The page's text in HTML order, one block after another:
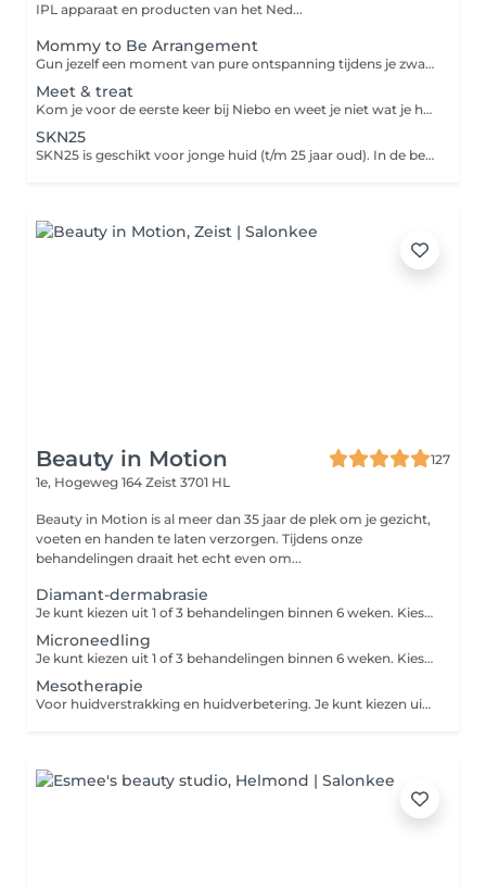
IPL apparaat en producten van het Ned...
Mommy to Be Arrangement
Gun jezelf een moment van pure ontspanning tijdens je zwangerschap met ons speciaal samengestelde Mommy to Be Arrangement. Dit verwenmoment is volledig afgestemd op de behoeften van aanstaande moeders. Je geniet van een 45 minuten durende gezichtsbehandeling, waarbij je huid intens wordt verzorgd en gehydrateerd met milde, veilige producten. Aansluitend volgt een 45 minuten ontspanningsmassage, uitgevoerd in buikligging op een speciale zwangerschapsbank van Bellezi. Deze unieke bank is ontworpen om jouw lichaam optimaal te ondersteunen, zodat je comfortabel en veilig kunt ontspannen. Dit arrangement helpt spanning te verminderen, stimuleert de doorbloeding en zorgt ervoor dat je even helemaal tot rust komt een waardevol moment voor jou én je baby. Ontspannen, verzorgen en genieten in alle comfort tijdens je zwangerschap.
Meet & treat
Kom je voor de eerste keer bij Niebo en weet je niet wat je huid nodig heeft? Dan is Meet & treat voor jou. We bespreken jouw wensen, huidverzorging en eventuele huidproblemen. Tijdens deze persoonlijke gezichtsbehandeling wordt je huid eerst geanalyseerd. Er wordt gekeken naar huidtype, conditie en eventuele huidproblemen zoals onzuiverheden, droogte of gevoeligheid. Op basis van deze analyse wordt de behandeling volledig op maat samengesteld. De behandeling bestaat uit: - reiniging en milde scrub - verwijderen van onzuiverheden - verzorgende dagcrème en eventueel advies voor thuiszorg Omdat elke huid anders is en continu verandert, is geen behandeling hetzelfde. Je huid krijgt precies wat ze nodig heeft op dat moment. Extra module: wenkbrauwen verzorging / harsen bovenlip / harsen kin
SKN25
SKN25 is geschikt voor jonge huid (t/m 25 jaar oud). In de behandeling worden gebruikt producten gemaakt van natuurlijke ingrediënten. Combinatie van de producten zorgt voor zuivere en gehydrateerde huid met gezonde en frisse uitstraling.
Beauty in Motion
127
1e, Hogeweg 164 Zeist 3701 HL
Beauty in Motion is al meer dan 35 jaar de plek om je gezicht,
voeten en handen te laten verzorgen. Tijdens onze
behandelingen draait het echt even om...
Diamant-dermabrasie
Je kunt kiezen uit 1 of 3 behandelingen binnen 6 weken. Kies je voor de kuur van 3 behandelingen? Je boekt dan via Treatwell de eerste behandeling. De vervolgafspraken maak je in de salon. Door middel van de diamanten slijpkoppen wordt het bovenste laagje van je huid 'afgeschaafd', waardoor het celvernieuwingsproces wordt bevorderd. Deze peelingbehandeling is geschikt bij grove poriën, rimpels, pigmentvlekken en acne-littekens, ook wanneer deze er al langer zitten.
Microneedling
Je kunt kiezen uit 1 of 3 behandelingen binnen 6 weken. Kies je voor de kuur van 3 behandelingen? Inclusief ontsmetting en medisch serum. Let op: de aangegeven prijs is de prijs per zone. Bij microneedling worden er piepkleine kanaaltjes in de huid gemaakt door middel van naaldjes. Het zelfgenezend vermogen van de huid wordt aangewakkerd, waardoor er celvernieuwing plaatsvindt. Fijne lijntjes en rimpels vervagen hierdoor. Deze zones kunnen zeer goed worden behandeld: - Zone rondom de mond - Neus-lippenplooi - Fijne lijntjes bij het wanggebied
Mesotherapie
Voor huidverstrakking en huidverbetering. Je kunt kiezen uit 1 (opfrisbehandeling) of 3 behandelingen binnen 8 weken (krachtige kuur voor anti-aging). Kies je voor de kuur van 3 behandelingen? Je boekt dan via Treatwell de eerste behandeling. De vervolgafspraken maak je in de salon. Door middel van negatieve en positieve stroompulsen worden er tijdelijk kleine kanaaltjes in de celwanden van de huid gemaakt, zodat de krachtige werkstoffen in de huid kunnen worden gesluisd. De werkstoffen zorgen voor vermindering van rimpeltjes, maar zorgen ook voor vermindering van acne, pigmentvlekken en rosacea.